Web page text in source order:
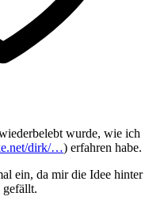
wurde, wie ich
dirk/…) erfahren habe.
ein, da mir die Idee hinter
gefällt.